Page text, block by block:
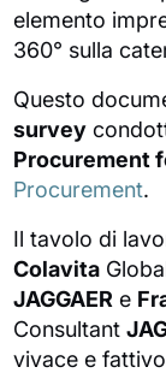
elemento
360° sulla
Questo
survey
Procurement
Procurement.
Il tavolo di
Colavita
JAGGAER e
Consultant
vivace e